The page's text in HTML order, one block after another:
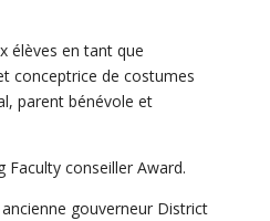
élèves en tant que
conceptrice de costumes
parent bénévole et
conseiller Award.
gouverneur District